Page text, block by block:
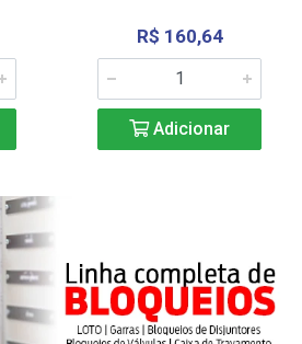
R$ 160,64
Adicionar